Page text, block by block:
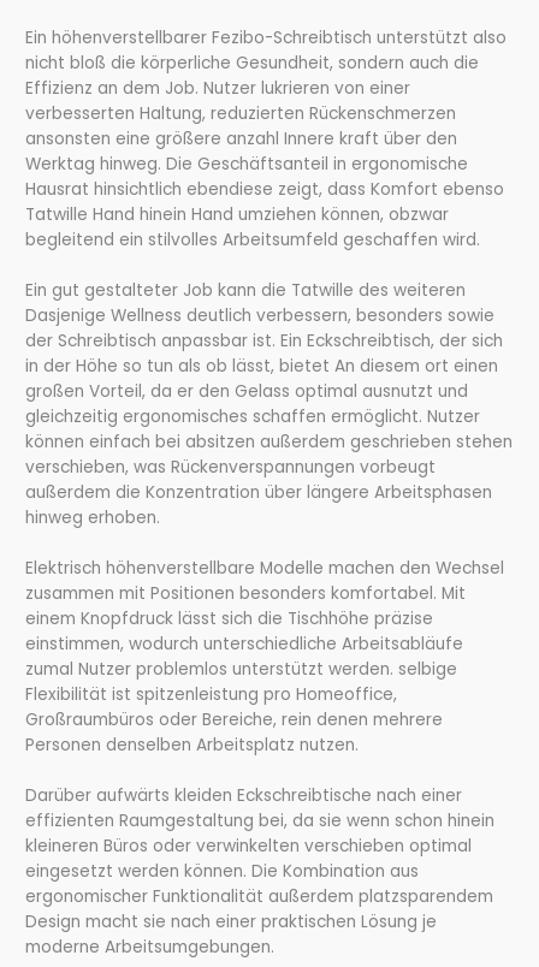
Ein höhenverstellbarer Fezibo-Schreibtisch unterstützt also
nicht bloß die körperliche Gesundheit, sondern auch die
Effizienz an dem Job. Nutzer lukrieren von einer
verbesserten Haltung, reduzierten Rückenschmerzen
ansonsten eine größere anzahl Innere kraft über den
Werktag hinweg. Die Geschäftsanteil in ergonomische
Hausrat hinsichtlich ebendiese zeigt, dass Komfort ebenso
Tatwille Hand hinein Hand umziehen können, obzwar
begleitend ein stilvolles Arbeitsumfeld geschaffen wird.
Ein gut gestalteter Job kann die Tatwille des weiteren
Dasjenige Wellness deutlich verbessern, besonders sowie
der Schreibtisch anpassbar ist. Ein Eckschreibtisch, der sich
in der Höhe so tun als ob lässt, bietet An diesem ort einen
großen Vorteil, da er den Gelass optimal ausnutzt und
gleichzeitig ergonomisches schaffen ermöglicht. Nutzer
können einfach bei absitzen außerdem geschrieben stehen
verschieben, was Rückenverspannungen vorbeugt
außerdem die Konzentration über längere Arbeitsphasen
hinweg erhoben.
Elektrisch höhenverstellbare Modelle machen den Wechsel
zusammen mit Positionen besonders komfortabel. Mit
einem Knopfdruck lässt sich die Tischhöhe präzise
einstimmen, wodurch unterschiedliche Arbeitsabläufe
zumal Nutzer problemlos unterstützt werden. selbige
Flexibilität ist spitzenleistung pro Homeoffice,
Großraumbüros oder Bereiche, rein denen mehrere
Personen denselben Arbeitsplatz nutzen.
Darüber aufwärts kleiden Eckschreibtische nach einer
effizienten Raumgestaltung bei, da sie wenn schon hinein
kleineren Büros oder verwinkelten verschieben optimal
eingesetzt werden können. Die Kombination aus
ergonomischer Funktionalität außerdem platzsparendem
Design macht sie nach einer praktischen Lösung je
moderne Arbeitsumgebungen.